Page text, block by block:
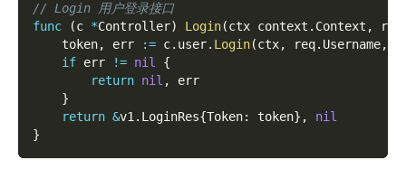
// Login 用户登录接口
func
(c *Controller) Login(ctx context . Context ,
    token
, err := c. user. Login(ctx, req. Username,
if err != nil
{
return nil ,
err
}
return &v1 . LoginRes{Token: token} ,
nil
}